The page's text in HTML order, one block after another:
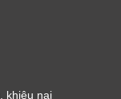
khiêu nại